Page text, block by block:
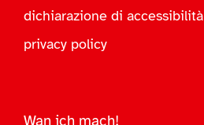
dichiarazione di accessibilità
privacy policy